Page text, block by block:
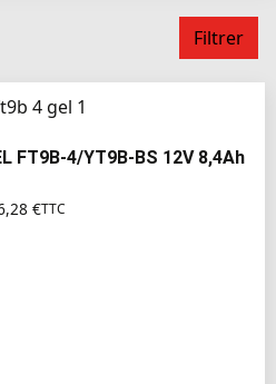
Filtrer
FT9B-4/YT9B-BS 12V 8,4Ah
€TTC